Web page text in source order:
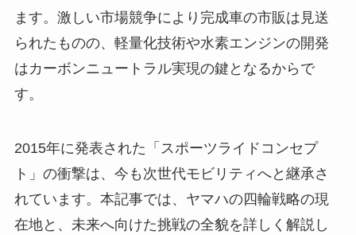
ます。激しい市場競争により完成車の市販は見送
られたものの、軽量化技術や水素エンジンの開発
はカーボンニュートラル実現の鍵となるからで
す。
2015年に発表された「スポーツライドコンセプ
ト」の衝撃は、今も次世代モビリティへと継承さ
れています。本記事では、ヤマハの四輪戦略の現
在地と、未来へ向けた挑戦の全貌を詳しく解説し